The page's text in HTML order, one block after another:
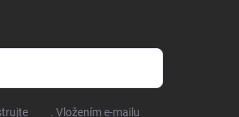
. Vložením e-mailu